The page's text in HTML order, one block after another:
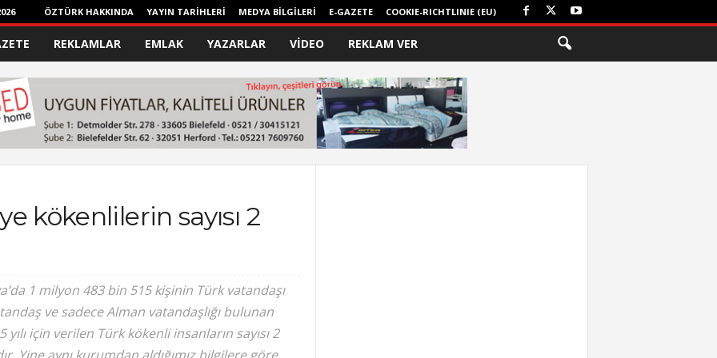
ÖZTÜRK HAKKINDA YAYIN TARİHLERİ MEDYA BİLGİLERİ E-GAZETE COOKIE-RICHTLINIE (EU)
REKLAMLAR EMLAK YAZARLAR VİDEO REKLAM VER
kökenlilerin sayısı 2
1 milyon 483 bin 515 kişinin Türk vatandaşı
ve sadece Alman vatandaşlığı bulunan
için verilen Türk kökenli insanların sayısı 2